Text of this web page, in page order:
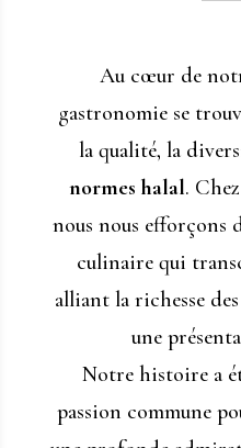
Au cœur de
gastronomie se
la qualité, la
normes halal. Chez
nous nous efforçons
culinaire qui
alliant la richesse
une
Notre histoire a
passion commune